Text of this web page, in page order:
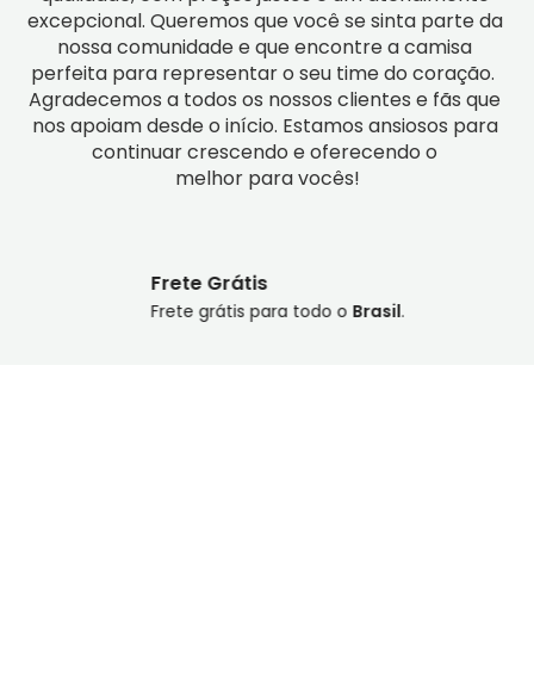
excepcional. Queremos que você se sinta parte da
nossa comunidade e que encontre a camisa
perfeita para representar o seu time do coração.
Agradecemos a todos os nossos clientes e fãs que
nos apoiam desde o início. Estamos ansiosos para
continuar crescendo e oferecendo o
melhor para vocês!
Pagamento Seguro
Seus dados seguros com pagamento